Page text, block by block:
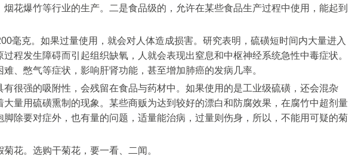
花爆竹等行业的生产。二是食品级的，允许在某些食品生产过程中使用，能起到
毫克。如果过量使用，就会对人体造成损害。研究表明，硫磺短时间内大量进入
程发生障碍而引起组织缺氧，人就会表现出窒息和中枢神经系统急性中毒症状。
、憋气等症状，影响肝肾功能，甚至增加肺癌的发病几率。
很强的吸附性，会残留在食品与药材中。如果使用的是工业级硫磺，还会混杂
量用硫磺熏制的现象。某些商贩为达到较好的漂白和防腐效果，在腐竹中超剂量
除要对症外，也有量的问题，适量能治病，过量则伤身，所以，不能用可疑的菊
花。选购干菊花，要一看、二闻。